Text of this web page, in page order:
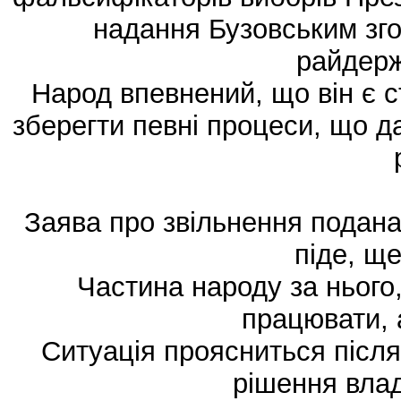
надання Бузовським
Народ впевнений, що він є
зберегти певні процеси, що
Заява про звільнення
піде,
Частина народу за
працювати,
Ситуація проясниться
рішення